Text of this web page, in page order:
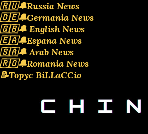
🇷🇺🔔Russia News
🇩🇪🔔Germania News
🇬🇧🔔 English News
🇪🇦🔔Espana News
🇸🇦🔔 Arab News
🇷🇴🔔Romania News
📝Topyc BiLLaCCio